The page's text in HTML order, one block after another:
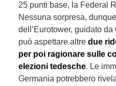
25 punti base, la Federal
Nessuna sorpresa,
dell’Eurotower, guidato da
può aspettare altre due
per poi ragionare sulle
elezioni tedesche. Le
Germania potrebbero